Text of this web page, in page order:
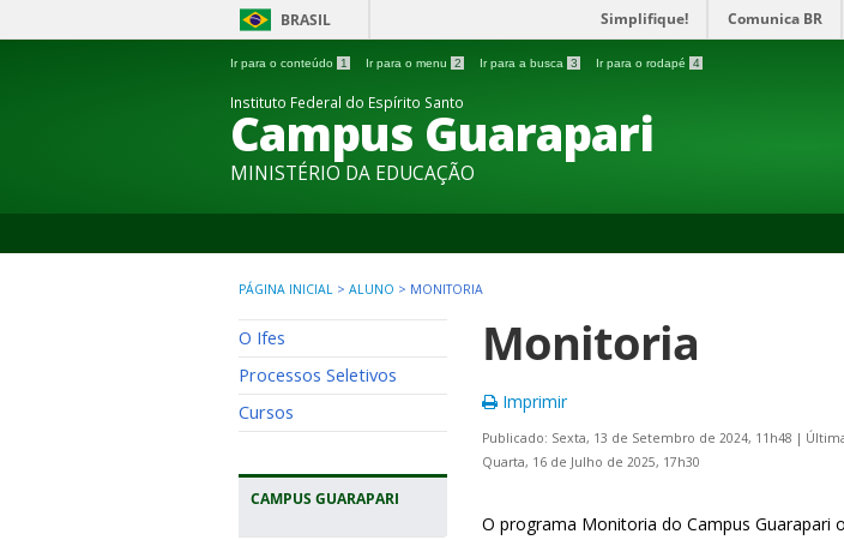
BRASIL Simplifique! Comunica BR
Ir para o conteúdo 1 Ir para o menu 2 Ir para a busca 3 Ir para o rodapé 4
Instituto Federal do Espírito Santo
Campus Guarapari
MINISTÉRIO DA EDUCAÇÃO
PÁGINA INICIAL > ALUNO > MONITORIA
O Ifes
Processos Seletivos
Cursos
CAMPUS GUARAPARI
Monitoria
Imprimir
Publicado: Sexta, 13 de Setembro de 2024, 11h48 |
Quarta, 16 de Julho de 2025, 17h30
O programa Monitoria do Campus